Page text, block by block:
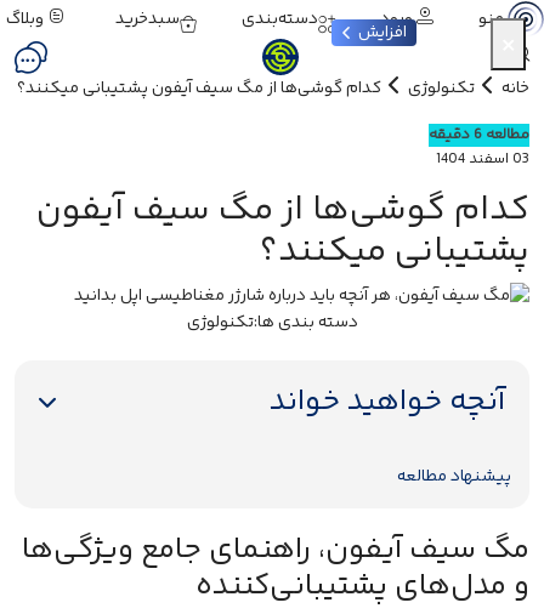
منو ورود دسته‌بندی سبدخرید وبلاگ
خانه تکنولوژی کدام گوشی‌ها از مگ سیف آیفون پشتیبانی میکنند؟
مطالعه 6 دقیقه
03 اسفند 1404
کدام گوشی‌ها از مگ سیف آیفون
پشتیبانی میکنند؟
دسته بندی ها:تکنولوژی
آنچه خواهید خواند
پیشنهاد مطالعه
مگ سیف آیفون، راهنمای جامع ویژگی‌ها
و مدل‌های پشتیبانی‌کننده
افزایش